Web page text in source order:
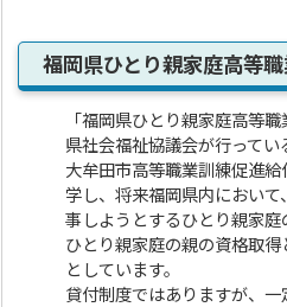
福岡県ひとり親家庭高等
「福岡県ひとり親家庭高等
県社会福祉協議会が行ってい
大牟田市高等職業訓練促進
学し、将来福岡県内におい
事しようとするひとり親家庭
ひとり親家庭の親の資格取
としています。
貸付制度ではありますが、